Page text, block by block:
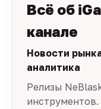
Всё об
канале
Новости
аналитика
Релизы